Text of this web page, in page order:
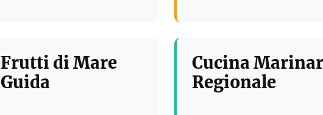
Frutti di Mare
Guida
Cucina
Regionale